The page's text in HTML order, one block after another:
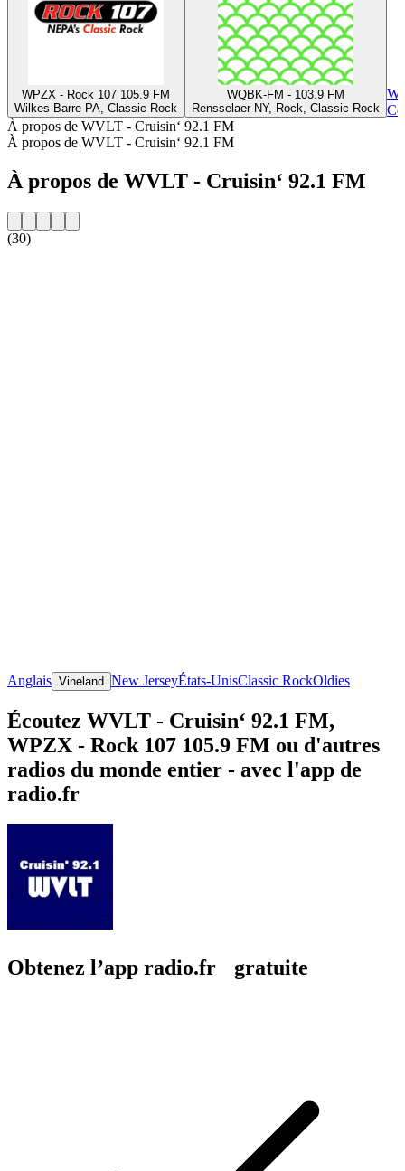
WPZX - Rock 107 105.9 FM
Wilkes-Barre PA, Classic Rock
WQBK-FM - 103.9 FM
Rensselaer NY, Rock, Classic Rock
À propos de WVLT - Cruisin‘ 92.1 FM
À propos de WVLT - Cruisin‘ 92.1 FM
À propos de WVLT - Cruisin‘ 92.1 FM
(30)
Anglais Vineland New JerseyÉtats-UnisClassic RockOldies
Écoutez WVLT - Cruisin‘ 92.1 FM,
WPZX - Rock 107 105.9 FM ou d'autres
radios du monde entier - avec l'app de
radio.fr
Obtenez l’app radio.fr gratuite